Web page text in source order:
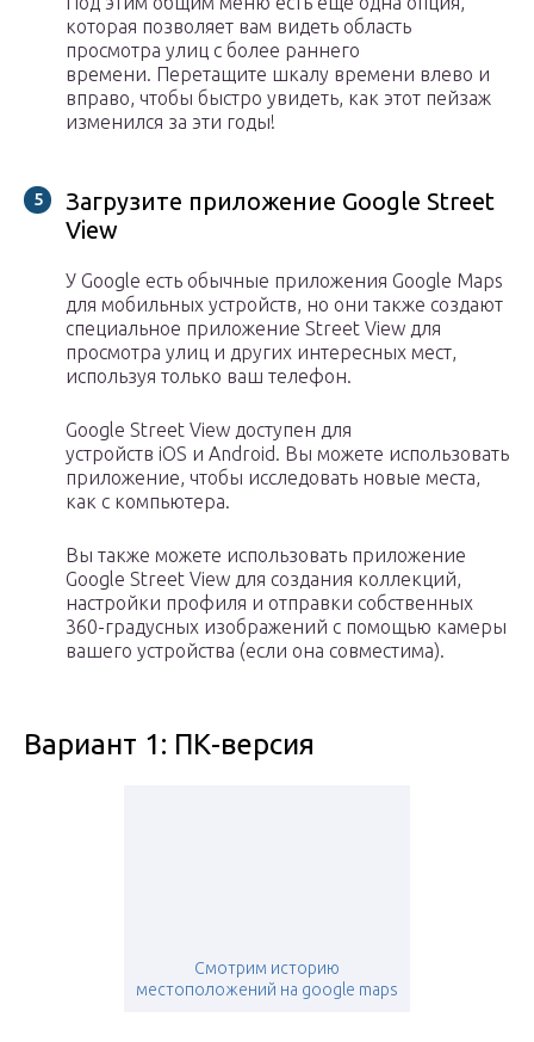
которая позволяет вам видеть область
просмотра улиц с более раннего
времени. Перетащите шкалу времени влево и
вправо, чтобы быстро увидеть, как этот пейзаж
изменился за эти годы!
Загрузите приложение Google Street
View
У Google есть обычные приложения Google Maps
для мобильных устройств, но они также создают
специальное приложение Street View для
просмотра улиц и других интересных мест,
используя только ваш телефон.
Google Street View доступен для
устройств iOS и Android. Вы можете использовать
приложение, чтобы исследовать новые места,
как с компьютера.
Вы также можете использовать приложение
Google Street View для создания коллекций,
настройки профиля и отправки собственных
360-градусных изображений с помощью камеры
вашего устройства (если она совместима).
Вариант 1: ПК-версия
Смотрим историю
местоположений на google maps